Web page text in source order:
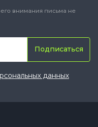
внимания письма не
Подписаться
данных